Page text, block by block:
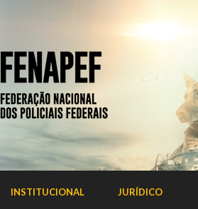
INSTITUCIONAL JURÍDICO